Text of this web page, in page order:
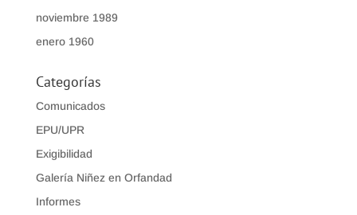
noviembre 1989
enero 1960
Categorías
Comunicados
EPU/UPR
Exigibilidad
Galería Niñez en Orfandad
Informes